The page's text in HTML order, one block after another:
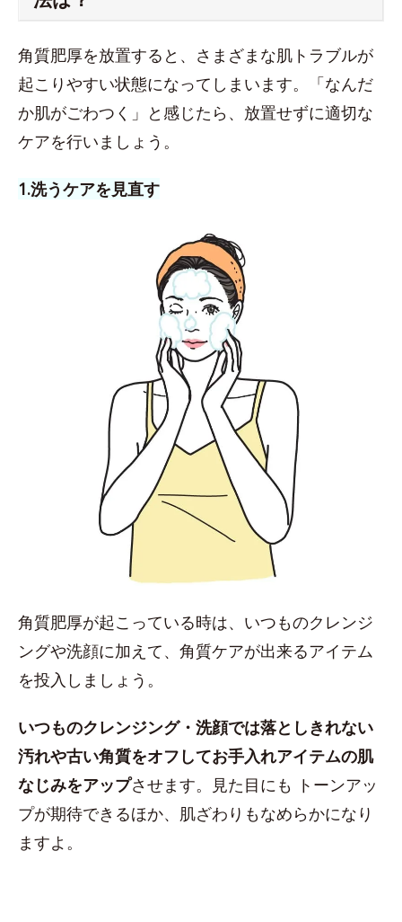
角質肥厚を放置すると、さまざまな肌トラブルが
起こりやすい状態になってしまいます。「なんだ
か肌がごわつく」と感じたら、放置せずに適切な
ケアを行いましょう。
1.洗うケアを見直す
角質肥厚が起こっている時は、いつものクレンジ
ングや洗顔に加えて、角質ケアが出来るアイテム
を投入しましょう。
いつものクレンジング・洗顔では落としきれない
汚れや古い角質をオフしてお手入れアイテムの肌
なじみをアップさせます。見た目にも トーンアッ
プが期待できるほか、肌ざわりもなめらかになり
ますよ。